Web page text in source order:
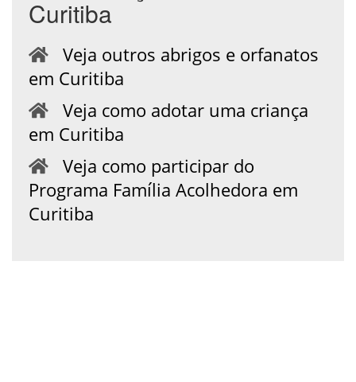
Curitiba
Veja outros abrigos e orfanatos
em Curitiba
Veja como adotar uma criança
em Curitiba
Veja como participar do
Programa Família Acolhedora em
Curitiba